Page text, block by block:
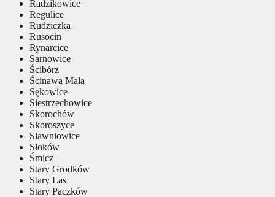
Radzikowice
Regulice
Rudziczka
Rusocin
Rynarcice
Sarnowice
Ścibórz
Ścinawa Mała
Sękowice
Siestrzechowice
Skorochów
Skoroszyce
Sławniowice
Słoków
Śmicz
Stary Grodków
Stary Las
Stary Paczków